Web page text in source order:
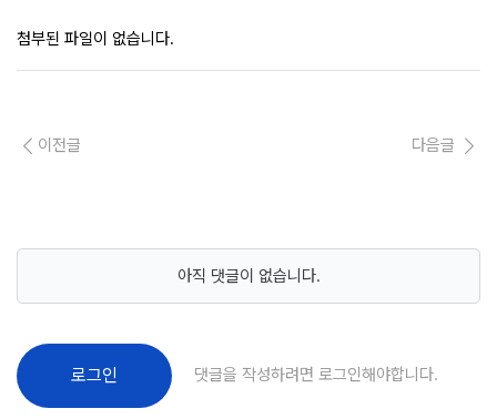
첨부된 파일이 없습니다.
이전글 다음글
아직 댓글이 없습니다.
로그인 댓글을 작성하려면 로그인해야합니다.